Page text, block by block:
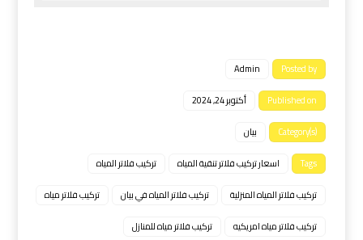
Posted by
Admin
Published on
أكتوبر 24, 2024
Category(s)
بيان
Tags
اسعار تركيب فلاتر تنقية المياه
تركيب فلاتر المياه
تركيب فلاتر المياه المنزلية
تركيب فلاتر المياه في بيان
تركيب فلاتر مياه
تركيب فلاتر مياه امريكيه
تركيب فلاتر مياه للمنازل